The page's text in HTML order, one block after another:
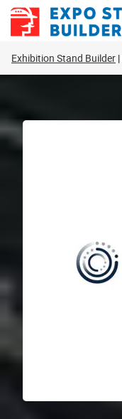
Zum
Inhalt
Exhibition Stand Builder